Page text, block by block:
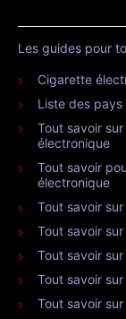
Les guides pour
Cigarette
Liste des
Tout savoir
électronique
Tout savoir
électronique
Tout savoir
Tout savoir
Tout savoir
Tout savoir sur
Tout savoir sur